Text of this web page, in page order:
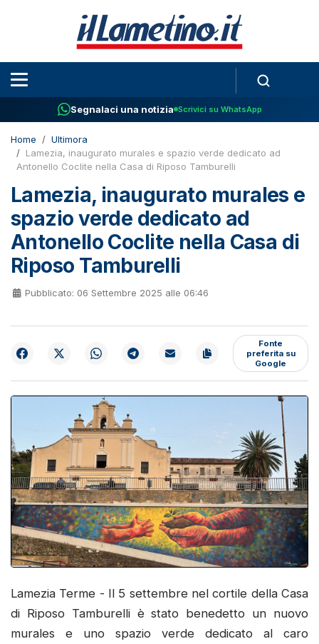
Segnalaci una notizia Scrivici su WhatsApp
Home
Ultimora
Lamezia, inaugurato murales e spazio verde dedicato ad
Antonello Coclite nella Casa di Riposo Tamburelli
Lamezia, inaugurato murales e
spazio verde dedicato ad
Antonello Coclite nella Casa di
Riposo Tamburelli
Pubblicato: 06 Settembre 2025 alle 06:46
Fonte
preferita su
Google
Lamezia Terme - Il 5 settembre nel cortile della Casa
di Riposo Tamburelli è stato benedetto un nuovo
murales e uno spazio verde dedicato al caro